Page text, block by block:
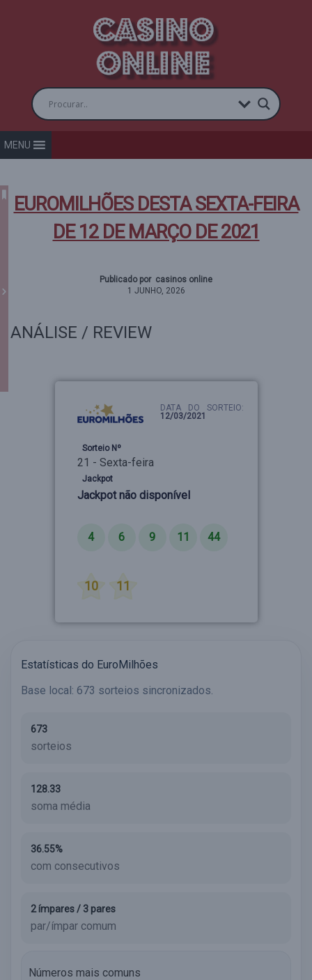
MENU
EUROMILHÕES DESTA SEXTA-FEIRA
DE 12 DE MARÇO DE 2021
Publicado por casinos online
1 JUNHO, 2026
ANÁLISE / REVIEW
DATA DO SORTEIO:
12/03/2021
Sorteio Nº
21 - Sexta-feira
Jackpot
Jackpot não disponível
4 6 9 11 44
10 11
Estatísticas do EuroMilhões
Base local: 673 sorteios sincronizados.
673
sorteios
128.33
soma média
36.55%
com consecutivos
2 ímpares / 3 pares
par/ímpar comum
Números mais comuns